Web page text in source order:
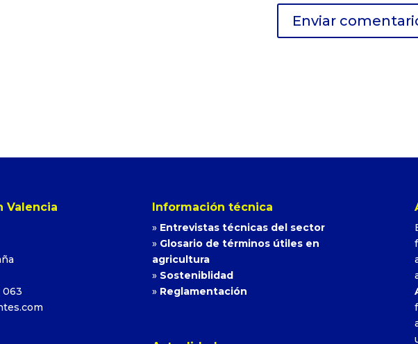
Valencia
063
Información técnica
» Entrevistas técnicas del sector
» Glosario de términos útiles en
agricultura
» Sosteniblidad
» Reglamentación